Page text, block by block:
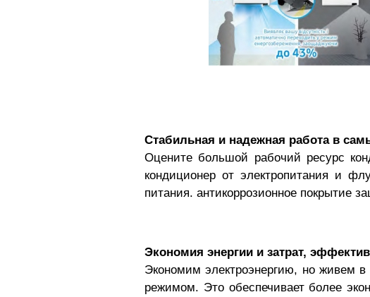
Стабильная и надежная работа в
Оцените большой рабочий ресурс
кондиционер от электропитания и
питания. антикоррозионное покрытие
Экономия энергии и затрат,
Экономим электроэнергию, но живем
режимом. Это обеспечивает более